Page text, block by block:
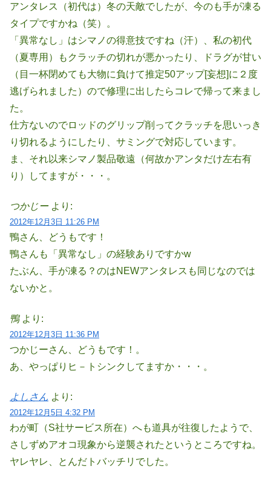
アンタレス（初代は）冬の天敵でしたが、今のも手が凍る
タイプですかね（笑）。
「異常なし」はシマノの得意技ですね（汗）、私の初代
（夏専用）もクラッチの切れが悪かったり、ドラグが甘い
（目一杯閉めても大物に負けて推定50アップ[妄想]に２度
逃げられました）ので修理に出したらコレで帰って来まし
た。
仕方ないのでロッドのグリップ削ってクラッチを思いっき
り切れるようにしたり、サミングで対応しています。
ま、それ以来シマノ製品敬遠（何故かアンタだけ左右有
り）してますが・・・。
つかじー より:
2012年12月3日 11:26 PM
鴨さん、どうもです！
鴨さんも「異常なし」の経験ありですかw
たぶん、手が凍る？のはNEWアンタレスも同じなのでは
ないかと。
鴨 より:
2012年12月3日 11:36 PM
つかじーさん、どうもです！。
あ、やっぱりヒ－トシンクしてますか・・・。
よしさん より:
2012年12月5日 4:32 PM
わが町（S社サービス所在）へも道具が往復したようで、
さしずめアオコ現象から逆襲されたというところですね。
ヤレヤレ、とんだトバッチリでした。